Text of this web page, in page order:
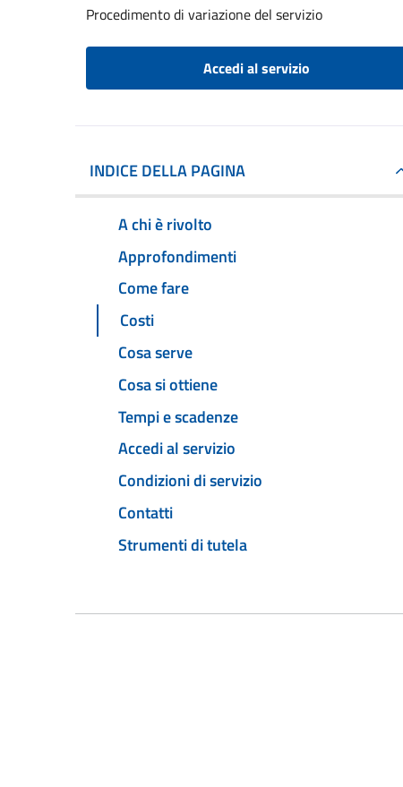
Procedimento di variazione del servizio
Accedi al servizio
INDICE DELLA PAGINA
A chi è rivolto
Approfondimenti
Come fare
Costi
Cosa serve
Cosa si ottiene
Tempi e scadenze
Accedi al servizio
Condizioni di servizio
Contatti
Strumenti di tutela